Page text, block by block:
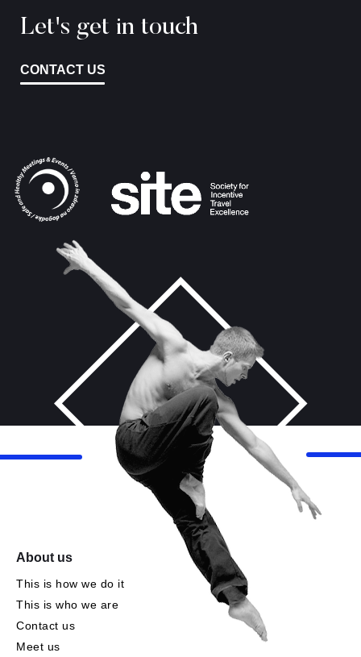
Let's get in touch
CONTACT US
About us
This is how we do it
This is who we are
Contact us
Meet us